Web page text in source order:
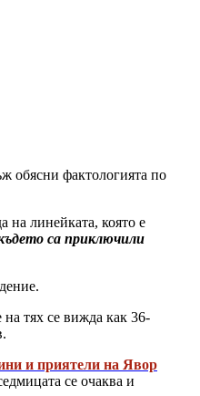
обясни фактологията по
на линейката, която е
са приключили
тях се вижда как 36-
и приятели на Явор
се очаква и